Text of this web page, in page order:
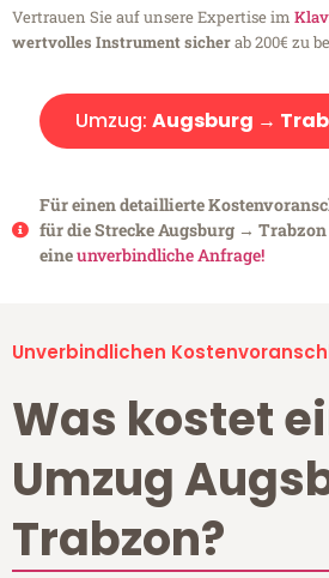
Vertrauen Sie auf unsere Expertise im
wertvolles Instrument sicherab 200€ zu
Umzug: Augsburg →
Für einen detaillierte
für die Strecke Augsburg →
eineunverbindliche Anfrage!
Unverbindlichen
Was kostet
Umzug
Trabzon?